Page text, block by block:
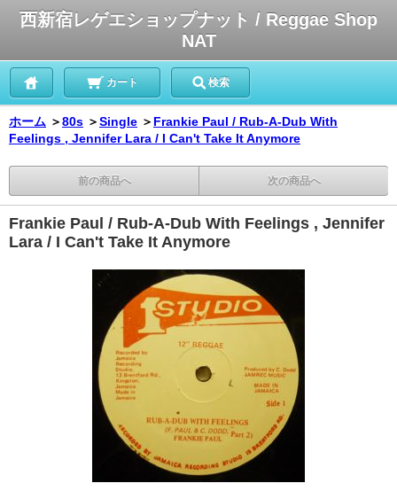
西新宿レゲエショップナット / Reggae Shop
NAT
カート 検索
ホーム ＞80s ＞Single ＞ Frankie Paul / Rub-A-Dub With
Feelings , Jennifer Lara / I Can't Take It Anymore
前の商品へ 次の商品へ
Frankie Paul / Rub-A-Dub With Feelings , Jennifer
Lara / I Can't Take It Anymore